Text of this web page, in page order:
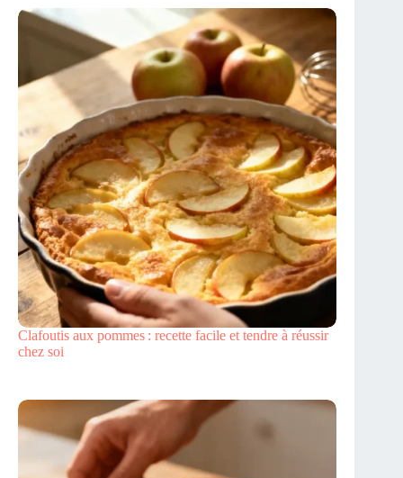
Clafoutis aux pommes : recette facile et tendre à réussir
chez soi